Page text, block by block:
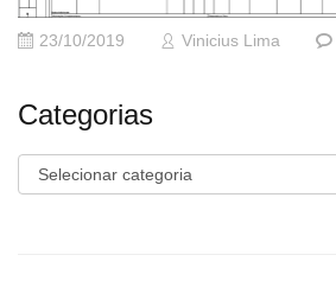
23/10/2019 Vinicius Lima
Categorias
Categorias